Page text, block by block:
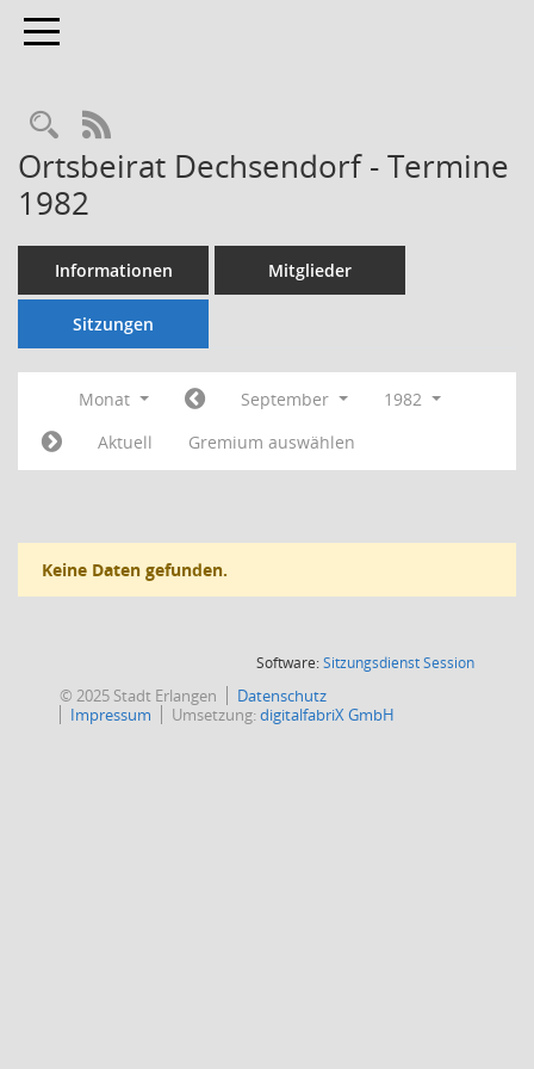
Toggle navigation
Rechercheauswahl
RSS-Feed
Ortsbeirat Dechsendorf - Termine
1982
Informationen Mitglieder
Sitzungen
Monat September
1982
Aktuell
Gremium auswählen
Keine Daten gefunden.
Software:SitzungsdienstSession(Wird in
© 2025 Stadt Erlangen
Datenschutz
Impressum
Umsetzung:digitalfabriX GmbH